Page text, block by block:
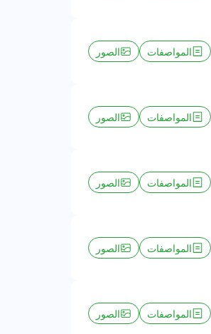
المواصفات الصور
المواصفات الصور
المواصفات الصور
المواصفات الصور
المواصفات الصور